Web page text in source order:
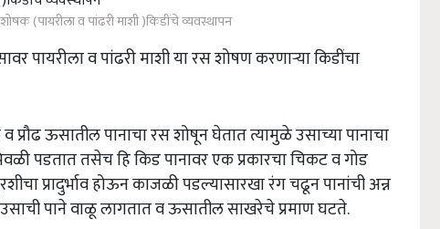
(पायरीला व पांढरी माशी )किडींचे व्यवस्थापन
पायरीला व पांढरी माशी या रस शोषण करणाऱ्या किडींचा
प्रौढ ऊसातील पानाचा रस शोषून घेतात त्यामुळे उसाच्या पानाचा
पडतात तसेच हि किड पानावर एक प्रकारचा चिकट व गोड
प्रादुर्भाव होऊन काजळी पडल्यासारखा रंग चढून पानांची अन्न
पाने वाळू लागतात व ऊसातील साखरेचे प्रमाण घटते.